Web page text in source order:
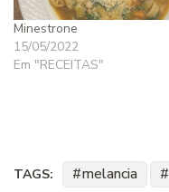
Minestrone
15/05/2022
Em "RECEITAS"
TAGS: melancia